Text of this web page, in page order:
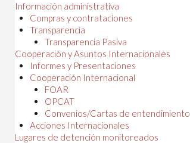
Información administrativa
Compras y contrataciones
Transparencia
Transparencia Pasiva
Cooperación y Asuntos Internacionales
Informes y Presentaciones
Cooperación Internacional
FOAR
OPCAT
Convenios/Cartas de entendimiento
Acciones Internacionales
Lugares de detención monitoreados